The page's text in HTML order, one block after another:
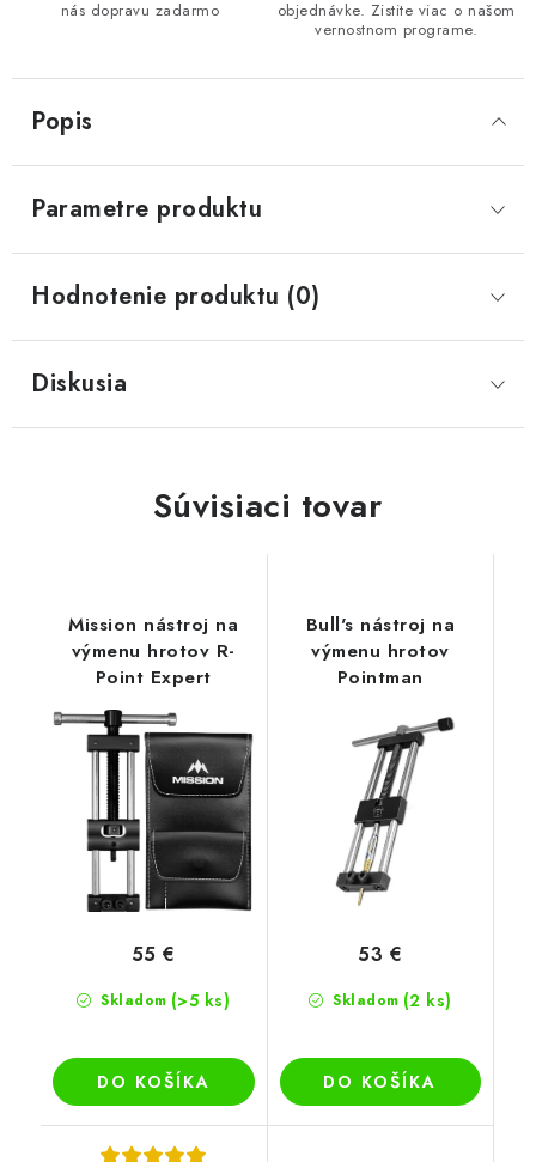
nás dopravu zadarmo
objednávke. Zistite viac o našom
vernostnom programe.
Popis
Parametre produktu
Hodnotenie produktu (0)
Diskusia
Súvisiaci tovar
Mission nástroj na
výmenu hrotov R-
Point Expert
Skladom (>5 ks)
55 €
DO KOŠÍKA
Bull's nástroj na
výmenu hrotov
Pointman
Skladom (2 ks)
53 €
DO KOŠÍKA